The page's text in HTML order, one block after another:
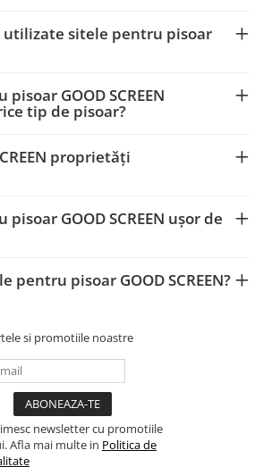
utilizate sitele pentru pisoar
GOOD SCREEN
tip de pisoar?
proprietăți
GOOD SCREEN ușor de
pentru pisoar GOOD SCREEN?
si promotiile noastre
newsletter cu promotiile
Afla mai multe in Politica de